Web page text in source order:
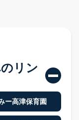
リン
ー高津保育園